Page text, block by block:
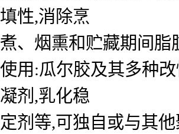
填性,消除烹
煮、烟熏和贮藏期间
使用:瓜尔胶及其多种
凝剂,乳化稳
定剂等,可独自或与其